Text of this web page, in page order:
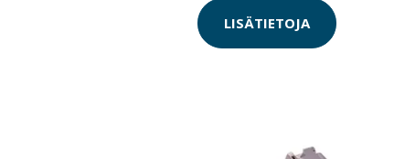
LISÄTIETOJA